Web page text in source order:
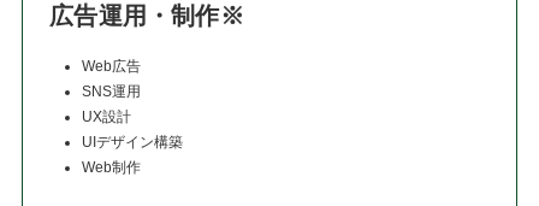
広告運用・制作※
Web広告
SNS運用
UX設計
UIデザイン構築
Web制作